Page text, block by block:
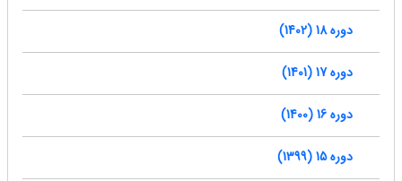
دوره 18 (1402)
دوره 17 (1401)
دوره 16 (1400)
دوره 15 (1399)